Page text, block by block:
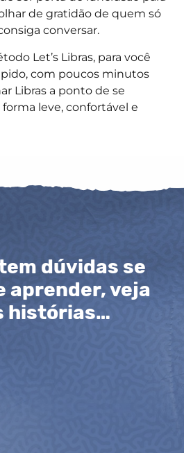
de gratidão de quem só
conversar.
Let’s Libras, para você
com poucos minutos
Libras a ponto de se
leve, confortável e
dúvidas se
aprender, veja
histórias…